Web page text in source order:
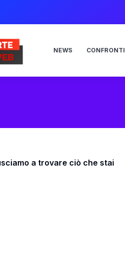
NEWS CONFRONTI
a trovare ciò che stai